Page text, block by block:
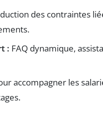
des contraintes
: FAQ dynamique,
accompagner les